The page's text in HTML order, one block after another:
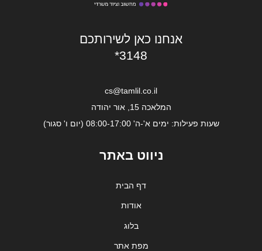
אנחנו כאן לשירותכם
*3148
cs@tamlil.co.il
המלאכה 15, אור יהודה
שעות פעילות: ימים א'-ה' 08:00-17:00 (יום ו' סגור)
ניווט באתר
דף הבית
אודות
בלוג
מפת אתר